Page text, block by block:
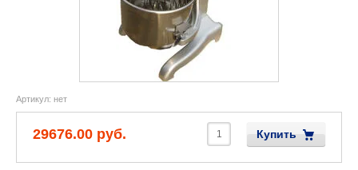
Артикул: нет
29676.00 руб. Купить